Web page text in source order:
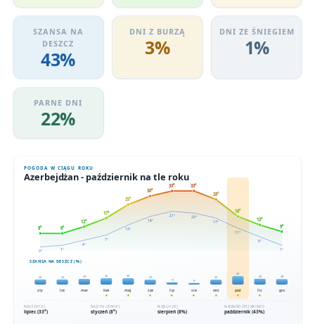
SZANSA NA
DESZCZ
43%
DNI Z BURZĄ
3%
DNI ZE ŚNIEGIEM
1%
PARNE DNI
22%